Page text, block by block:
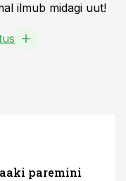
ilmub midagi uut!
paremini